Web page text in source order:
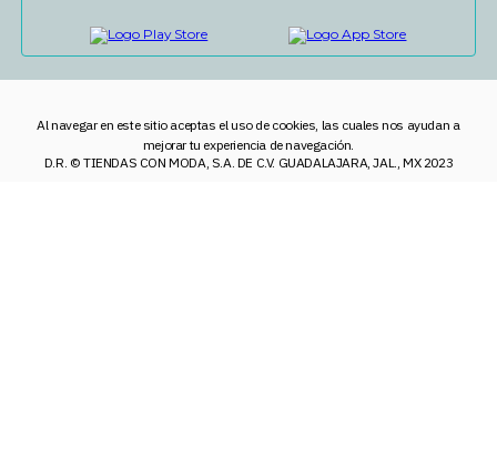
Al navegar en este sitio aceptas el uso de cookies, las cuales nos ayudan a
mejorar tu experiencia de navegación.
D.R. © TIENDAS CON MODA, S.A. DE C.V. GUADALAJARA, JAL., MX 2023